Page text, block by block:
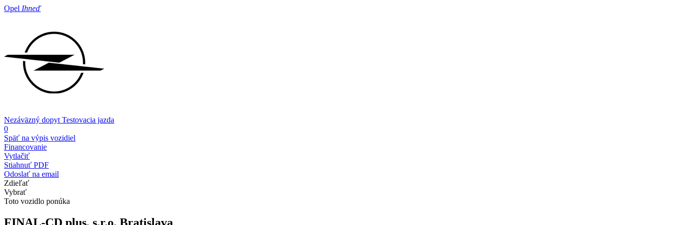
Opel Ihneď
Nezáväzný dopyt Testovacia jazda
0
Späť na výpis vozidiel
Financovanie
Vytlačiť
Stiahnuť PDF
Odoslať na email
Zdieľať
Vybrať
Toto vozidlo ponúka